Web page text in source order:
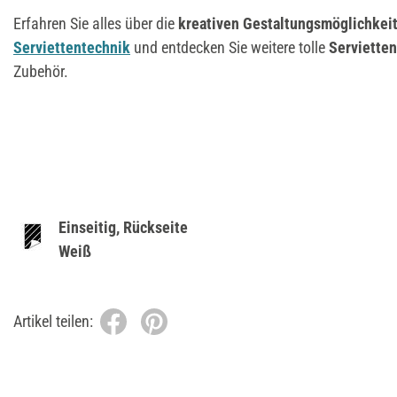
Erfahren Sie alles über die kreativen
Serviettentechnik und entdecken Sie weitere tolle
Zubehör.
Einseitig, Rückseite
Weiß
Artikel teilen: